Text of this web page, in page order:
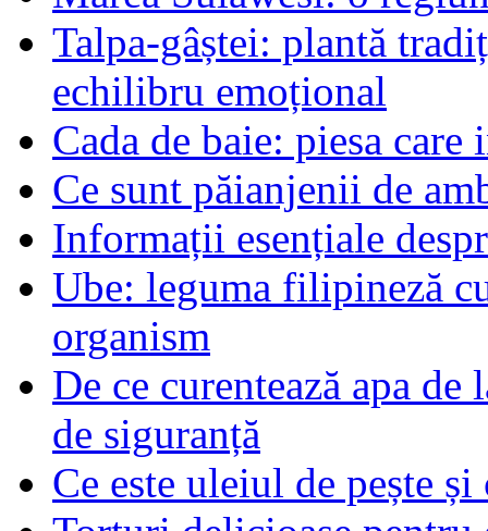
Talpa-gâștei: plantă
echilibru emoțional
Cada de baie: piesa
Ce sunt păianjenii de
Informații esențiale
Ube: leguma filipineză
organism
De ce curentează apa
de siguranță
Ce este uleiul de pește